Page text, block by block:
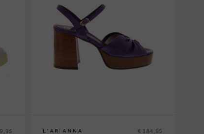
L'ARIANNA € 184,95